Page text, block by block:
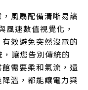
風扇配備清晰易讀
風速數值視覺化，
效避免突然沒電的
讓您告別傳統的
需要柔和氣流，還
溫，都能讓電力與